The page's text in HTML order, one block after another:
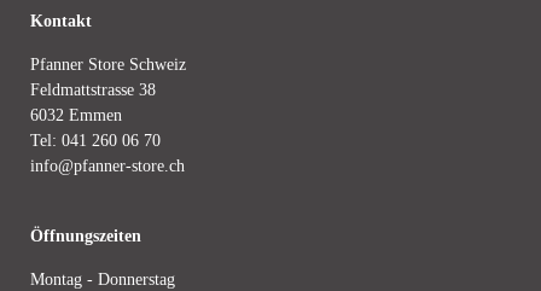
Kontakt
Pfanner Store Schweiz
Feldmattstrasse 38
6032 Emmen
Tel: 041 260 06 70
info@pfanner-store.ch
Öffnungszeiten
Montag - Donnerstag